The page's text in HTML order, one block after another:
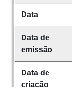
Data
Data de
emissão
Data de
criação